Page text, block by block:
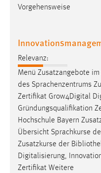
Vorgehensweise
Relevanz:
Menü Zusatzangebote
des Sprachenzentrums
Zertifikat Grow4Digital
Gründungsqualifikation
Hochschule Bayern
Übersicht Sprachkurse
Zusatzkurse der
Digitalisierung,
Zertifikat Weitere